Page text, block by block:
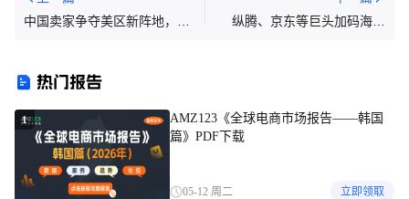
中国卖家争夺美区新阵地，出
纵腾、京东等巨头加码海外
热门报告
1
AMZ123《全球电商市场报告——韩国
篇》PDF下载
05-12 周二 立即领取